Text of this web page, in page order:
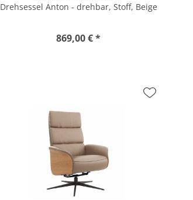
Drehsessel Anton - drehbar, Stoff, Beige
869,00 € *